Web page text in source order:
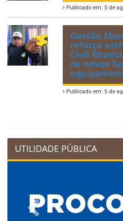
Publicado em: 5 de
Gestão
reforça
Civil
de novos
Publicado em: 5 de
UTILIDADE PÚBLICA
Previous